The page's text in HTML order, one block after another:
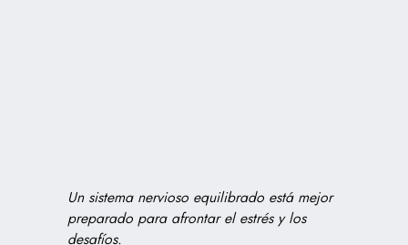
Un sistema nervioso equilibrado está mejor
preparado para afrontar el estrés y los
desafíos.